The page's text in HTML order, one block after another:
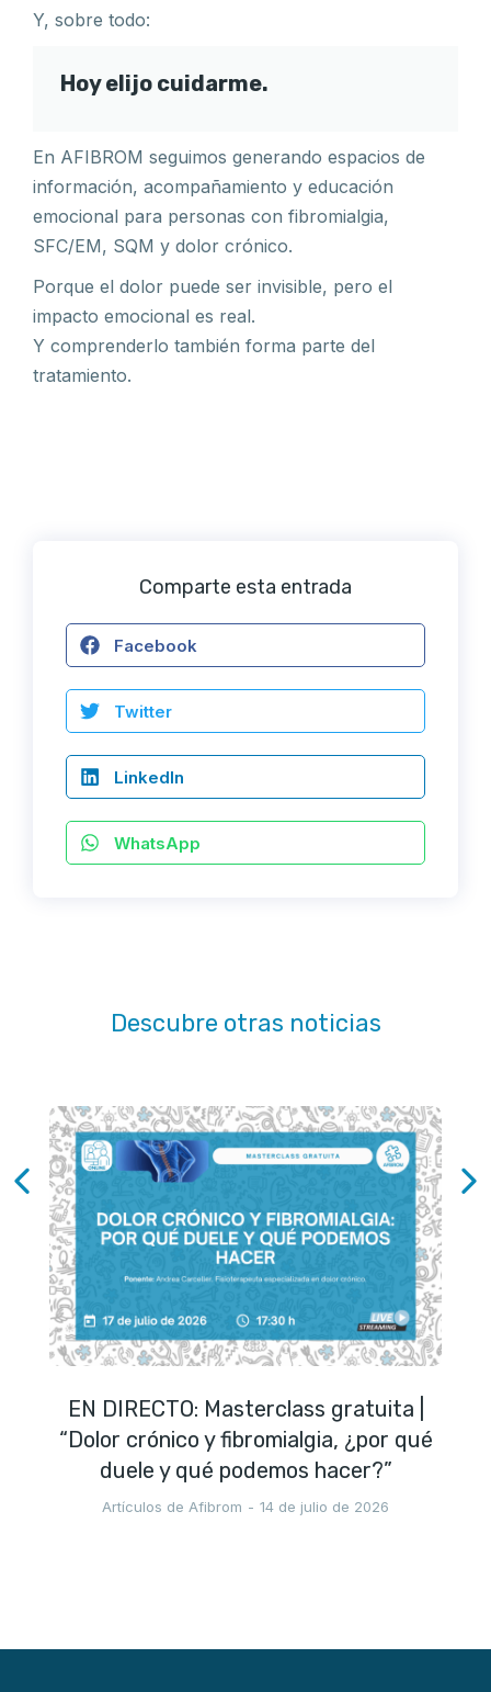
Y, sobre todo:
Hoy elijo cuidarme.
En AFIBROM seguimos generando espacios de
información, acompañamiento y educación
emocional para personas con fibromialgia,
SFC/EM, SQM y dolor crónico.
Porque el dolor puede ser invisible, pero el
impacto emocional es real.
Y comprenderlo también forma parte del
tratamiento.
Comparte esta entrada
Facebook
Twitter
LinkedIn
WhatsApp
Descubre otras noticias
EN DIRECTO: Masterclass gratuita |
“Dolor crónico y fibromialgia, ¿por qué
duele y qué podemos hacer?”
Artículos de Afibrom 14 de julio de 2026